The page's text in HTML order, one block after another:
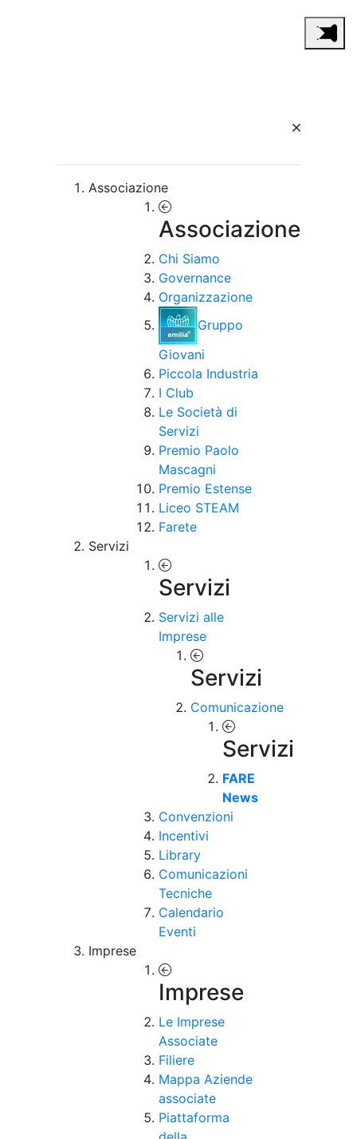
Associazione
Associazione
Chi Siamo
Governance
Organizzazione
Gruppo
Giovani
Piccola Industria
I Club
Le Società di
Servizi
Premio Paolo
Mascagni
Premio Estense
Liceo STEAM
Farete
Servizi
Servizi
Servizi alle
Imprese
Servizi
Comunicazione
Servizi
FARE
News
Convenzioni
Incentivi
Library
Comunicazioni
Tecniche
Calendario
Eventi
Imprese
Imprese
Le Imprese
Associate
Filiere
Mappa Aziende
associate
Piattaforma